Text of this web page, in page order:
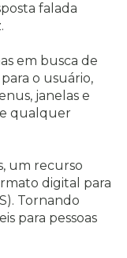
falada
em busca de
o usuário,
janelas e
qualquer
um recurso
digital para
Tornando
para pessoas